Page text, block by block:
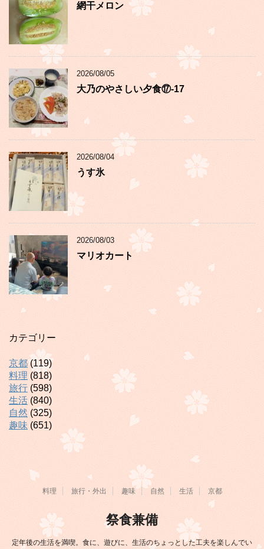
網干メロン
2026/08/05
大乃のやさしい夕食⑰-17
2026/08/04
うす氷
2026/08/03
マリオカート
カテゴリー
京都(119)
料理 (818)
旅行 (598)
生活 (840)
自然 (325)
趣味 (651)
料理 旅行・外出 趣味 自然 生活 京都
祭食兼備
定年後の生活を満喫。食に、遊びに、生活のちょっとした工夫を楽しんでい